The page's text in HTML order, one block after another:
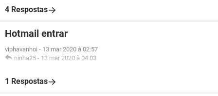
4 Respostas
Hotmail entrar
viphavanhoi - 13 mar 2020 à 02:57
ninha25 - 13 mar 2020 à 04:03
1 Respostas